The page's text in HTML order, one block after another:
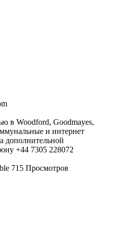
в Woodford, Goodmayes,
и интернет
дополнительной
+44 7305 228072
715 Просмотров